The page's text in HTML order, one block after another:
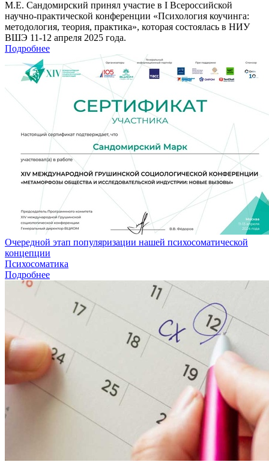
М.Е. Сандомирский принял участие в I Всероссийской
научно-практической конференции «Психология коучинга:
методология, теория, практика», которая состоялась в НИУ
ВШЭ 11-12 апреля 2025 года.
Подробнее
Очередной этап популяризации нашей психосоматической
концепции
Психосоматика
Подробнее